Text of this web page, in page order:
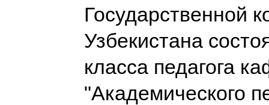
Государственной
Узбекистана
класса педагога
"Академического